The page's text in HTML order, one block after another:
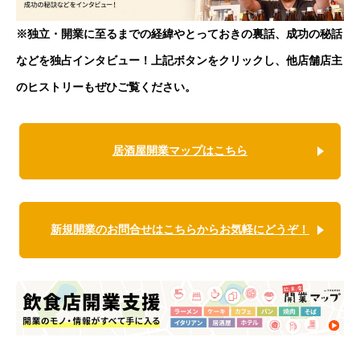
※独立・開業に至るまでの経緯やとっておきの裏話、成功の秘話
などを独占インタビュー！上記ボタンをクリックし、他店舗店主
のヒストリーもぜひご覧ください。
居酒屋開業マップはこちら
新規開業のお問合せはこちらからお気軽にどうぞ！